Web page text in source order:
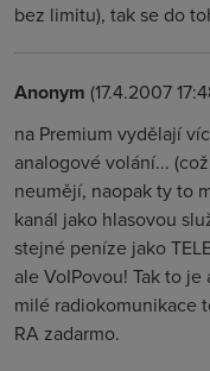
bez limitu), tak se do
Anonym (17.4.2007
na Premium vydělají
analogové volání...
neumějí, naopak ty to
kanál jako hlasovou
stejné peníze jako
ale VoIPovou! Tak to
milé radiokomunikace
RA zadarmo.